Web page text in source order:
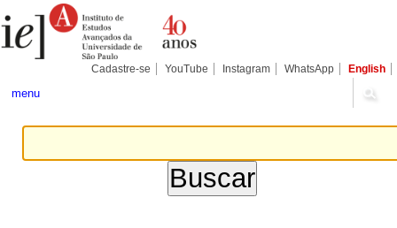
para
conteúdo.
Pessoais
Cadastre-se YouTube Instagram WhatsApp English
menu